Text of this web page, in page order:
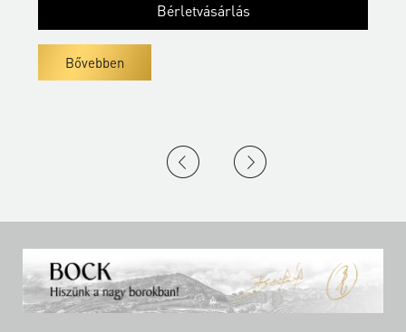
Bérletvásárlás
Bővebben